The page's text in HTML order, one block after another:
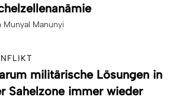
Munyal Manunyi
militärische Lösungen in
Sahelzone immer wieder